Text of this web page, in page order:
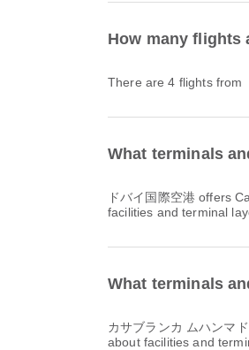
How many flights
There are 4 flights from
What terminals
ドバイ国際空港 offers Car Rental, Smoking Area, Wheelchair and many other amenities to enhance your travel experience. You can check detailed information about
facilities and terminal
What terminals
カサブランカ ムハンマド5世国際空港 offers Lounge, Airport Hotel, Taxi and many other amenities to enhance your travel experience. You can check detailed information
about facilities and